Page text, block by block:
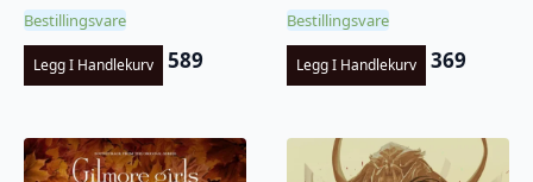
Bestillingsvare
Legg I Handlekurv 589
Bestillingsvare
Legg I Handlekurv 369